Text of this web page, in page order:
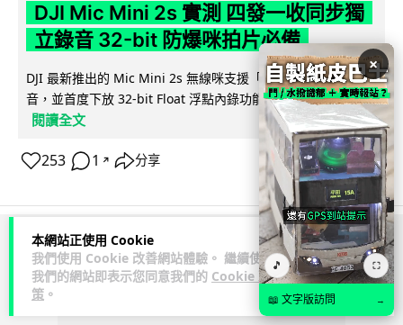
本網站正使用 Cookie
我們使用 Cookie 改善網站體驗。 繼續使用
我們的網站即表示您同意我們的 Cookie 政
策 。
DJI Mic Mini 2s 實測 四發一收同步獨
立錄音 32-bit 防爆咪拍片必備
DJI 最新推出的 Mic Mini 2s 無線咪支援「四發一收」分軌錄
音，並首度下放 32-bit Float 浮點內錄功能。本文經實測其...
閱讀全文
253 1 ↗ 分享
ADVERTISEMENT
×
🎵 ⛶
📖 文字版訪問 →